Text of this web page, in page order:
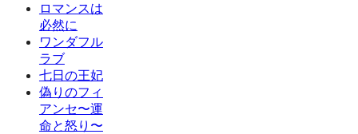
ロマンスは
必然に
ワンダフル
ラブ
七日の王妃
偽りのフィ
アンセ〜運
命と怒り〜